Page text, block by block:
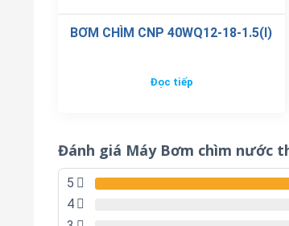
BƠM CHÌM CNP 40WQ12-18-1.5(I)
Đọc tiếp
Đánh giá Máy Bơm chìm nước
5
4